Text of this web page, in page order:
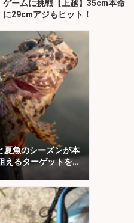
ゲームに挑戦【上越】35cm本命
に29cmアジもヒット！
魚のシーズンが本
えるターゲットを